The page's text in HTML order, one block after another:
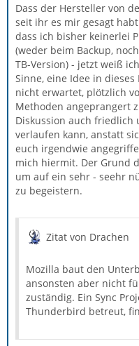
Dass der Hersteller von
seit ihr es mir gesagt
dass ich bisher keinerlei
(weder beim Backup,
TB-Version) - jetzt weiß
Sinne, eine Idee in
nicht erwartet, plötzlich
Methoden angeprangert
Diskussion auch friedlich
verlaufen kann, anstatt
euch irgendwie
mich hiermit. Der Grund
um auf ein sehr - seehr
zu begeistern.
Zitat von Drachen
Mozilla baut den
ansonsten aber nicht
zuständig. Ein Sync
Thunderbird betreut,